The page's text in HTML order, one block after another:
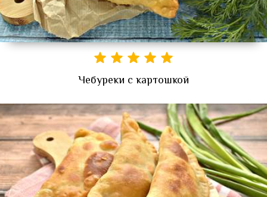
Чебуреки с картошкой